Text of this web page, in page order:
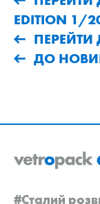
EDITION 1/
ПЕРЕЙТИ
ДО
#Сталий